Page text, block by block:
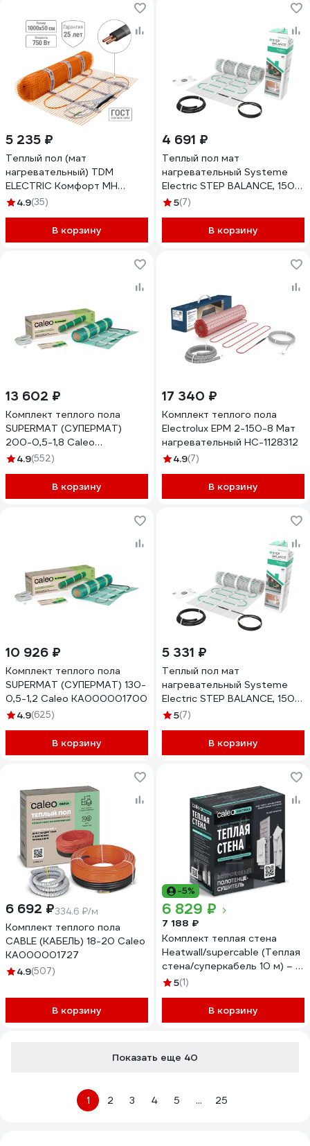
5 235 ₽
Теплый пол (мат
нагревательный) TDM
ELECTRIC Комфорт МН
двухжильный, 5 кв. м, 750 Вт
4.9(35)
В корзину
4 691 ₽
Теплый пол мат
нагревательный Systeme
Electric STEP BALANCE, 150
Вт/м2, 225 Вт, 1,5 м2
5(7)
В корзину
13 602 ₽
Комплект теплого пола
SUPERMAT (СУПЕРМАТ)
200-0,5-1,8 Caleo
КА000001714
4.9(552)
В корзину
17 340 ₽
Комплект теплого пола
Electrolux EPM 2-150-8 Мат
нагревательный НС-1128312
4.9(7)
В корзину
10 926 ₽
Комплект теплого пола
SUPERMAT (СУПЕРМАТ) 130-
0,5-1,2 Caleo КА000001700
4.9(625)
В корзину
5 331 ₽
Теплый пол мат
нагревательный Systeme
Electric STEP BALANCE, 150
Вт/м2, 300 Вт, 2 м2
5(7)
В корзину
6 692 ₽334.6 ₽/м
Комплект теплого пола
CABLE (КАБЕЛЬ) 18-20 Caleo
КА000001727
4.9(507)
В корзину
-5%
6 829 ₽
7 188 ₽
Комплект теплая стена
Heatwall/supercable (Теплая
стена/суперкабель 10 м) – 1
м2 Caleo 0К-00001258
5(1)
В корзину
Показать еще 40
1 2 3 4 5 ... 25